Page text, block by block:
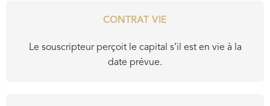
CONTRAT VIE
Le souscripteur perçoit le capital s’il est en vie à la
date prévue.